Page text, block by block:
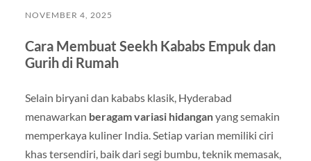
NOVEMBER 4, 2025
Cara Membuat Seekh Kababs Empuk dan
Gurih di Rumah
Selain biryani dan kababs klasik, Hyderabad
menawarkan beragam variasi hidanganyang semakin
memperkaya kuliner India. Setiap varian memiliki ciri
khas tersendiri, baik dari segi bumbu, teknik memasak,